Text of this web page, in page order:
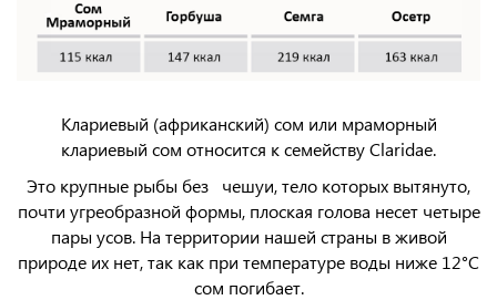
Клариевый (африканский) сом или мраморный
клариевый сом относится к семейству Claridae.
Это крупные рыбы без чешуи, тело которых вытянуто,
почти угреобразной формы, плоская голова несет четыре
пары усов. На территории нашей страны в живой
природе их нет, так как при температуре воды ниже 12°С
сом погибает.